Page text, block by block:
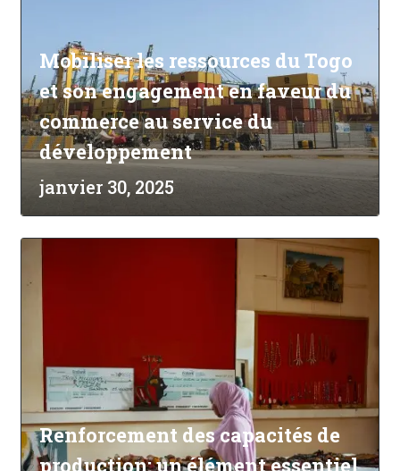
Mobiliser les ressources du Togo
et son engagement en faveur du
commerce au service du
développement
janvier 30, 2025
Renforcement des capacités de
production: un élément essentiel